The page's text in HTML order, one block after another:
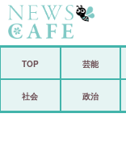
TOP 芸能
社会 政治